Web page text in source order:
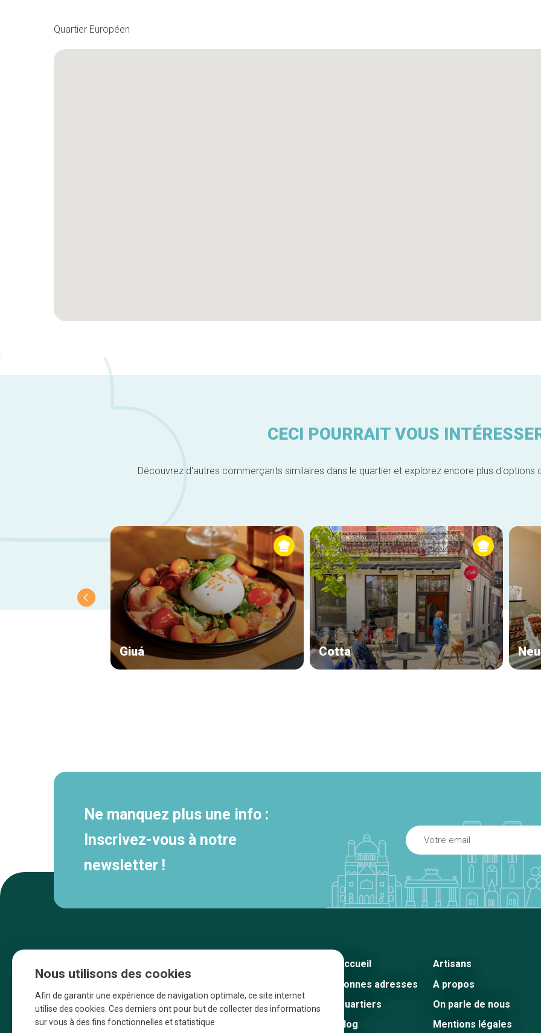
Quartier Européen
CECI POURRAIT VOUS
Découvrez d'autres commerçants similaires dans le quartier et explorez encore plus d'options
Giuá Cotta
Ne manquez plus une info :
Inscrivez-vous à notre
newsletter !
Accueil
Bonnes adresses
Quartiers
Blog
Artisans
A propos
On parle de nous
Mentions légales
Nous utilisons des cookies
Afin de garantir une expérience de navigation optimale, ce site internet
utilise des cookies. Ces derniers ont pour but de collecter des informations
sur vous à des fins fonctionnelles et statistique